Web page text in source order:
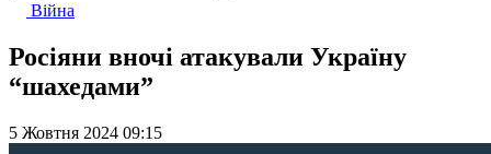
Війна
Росіяни вночі атакували Україну
“шахедами”
5 Жовтня 2024 09:15